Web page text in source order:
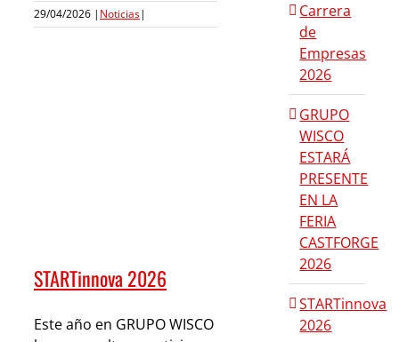
29/04/2026 | Noticias|
STARTinnova 2026
Este año en GRUPO WISCO
Carrera
de
Empresas
2026
GRUPO
WISCO
ESTARÁ
PRESENTE
EN LA
FERIA
CASTFORGE
2026
STARTinnova
2026